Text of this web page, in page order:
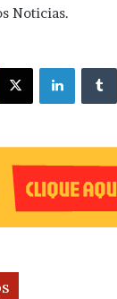
Noticias.
X Linkedin